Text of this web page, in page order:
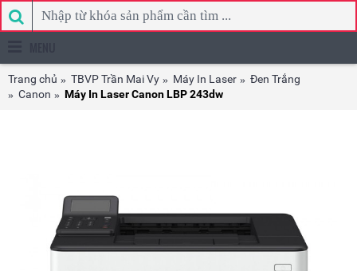
Trang chủ TBVP Trần Mai Vy Máy In Laser
Đen Trắng
Canon
Máy In Laser Canon LBP 243dw